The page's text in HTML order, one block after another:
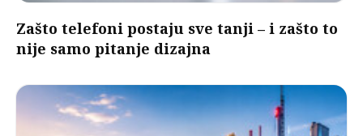
Zašto telefoni postaju sve tanji – i zašto to
nije samo pitanje dizajna